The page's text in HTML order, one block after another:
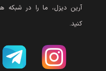
آرین دیزل، ما را در شبکه
کنید.